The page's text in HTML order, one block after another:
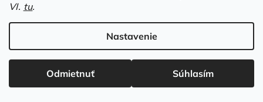
VI. tu.
Nastavenie
Odmietnuť Súhlasím
Detail
35
Detail